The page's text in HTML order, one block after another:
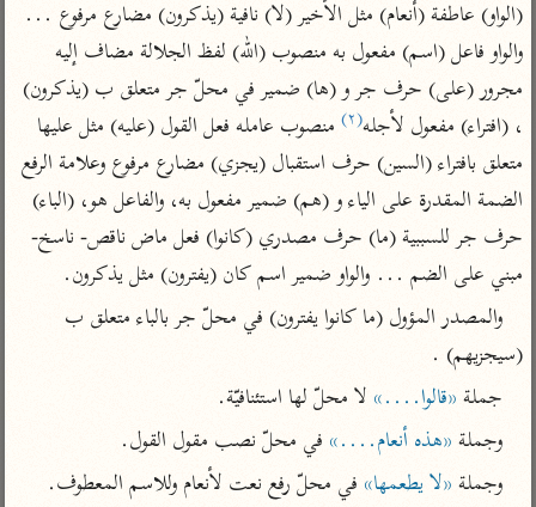
منتقاة
تفسير ابن القيم
تفسير ابن تيمية
عامّة
تفسير السمعاني
تفسير مكّي
محاسن التأويل
للقاسمي
تفسير الثعالبي
تفسير السمرقندي
تفسير الثعلبي
أضواء البيان
نظم الدرر للبقاعي
لغة وبلاغة
التحرير والتنوير
المحرر الوجيز لابن
عطية
البحر المحيط لأبي
حيان
تفسير أبي السعود
الكشاف للزمخشري
جامع البيان للإيجي
تفسير البيضاوي
تفسير النسفي
الوجيز للواحدي
تفسير ابن أبي زمنين
آثار
موسوعة التفسير
تفسير ابن أبي حاتم
تفسير مقاتل
، (افتراء) مفعول لأجله(٢)
مبني على الضم ... والواو ضمير اسم كان (يفترون) مثل يذكرون.
(سيجزيهم) .
جملة «قالوا....» لا محلّ لها استئنافيّة.
وجملة «هذه أنعام....» في محلّ نصب مقول القول.
وجملة «لا يطعمها» في محلّ رفع نعت لأنعام وللاسم المعطوف.